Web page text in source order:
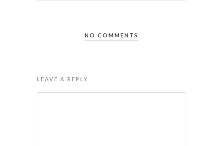
NO COMMENTS
LEAVE A REPLY